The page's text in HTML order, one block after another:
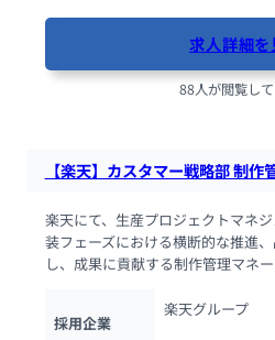
求人詳細を
88人が閲覧し
【楽天】カスタマー戦略部 制作
楽天にて、生産プロジェクトマネ
装フェーズにおける横断的な推進
し、成果に貢献する制作管理マネー
採用企業
楽天グループ